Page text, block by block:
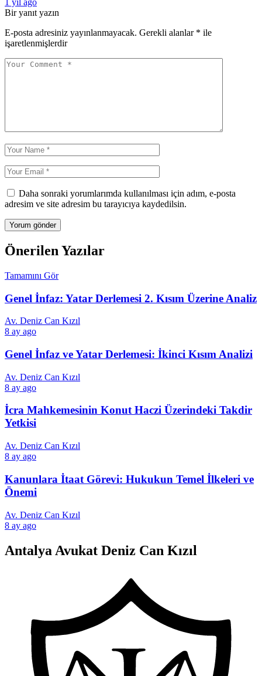
1 yıl ago
Bir yanıt yazın
E-posta adresiniz yayınlanmayacak. Gerekli alanlar * ile
işaretlenmişlerdir
Daha sonraki yorumlarımda kullanılması için adım, e-posta
adresim ve site adresim bu tarayıcıya kaydedilsin.
Önerilen Yazılar
Tamamını Gör
Genel İnfaz: Yatar Derlemesi 2. Kısım Üzerine Analiz
Av. Deniz Can Kızıl
8 ay ago
Genel İnfaz ve Yatar Derlemesi: İkinci Kısım Analizi
Av. Deniz Can Kızıl
8 ay ago
İcra Mahkemesinin Konut Haczi Üzerindeki Takdir
Yetkisi
Av. Deniz Can Kızıl
8 ay ago
Kanunlara İtaat Görevi: Hukukun Temel İlkeleri ve
Önemi
Av. Deniz Can Kızıl
8 ay ago
Antalya Avukat Deniz Can Kızıl